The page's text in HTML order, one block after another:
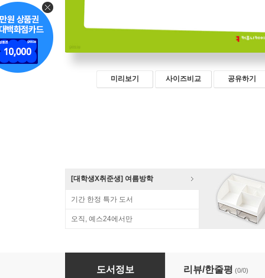
미리보기 사이즈비교 공유하기
[대학생X취준생] 여름방학
기간 한정 특가 도서
오직, 예스24에서만
다크 AI (큰글자책)
도서정보 리뷰/한줄평 (0/0)